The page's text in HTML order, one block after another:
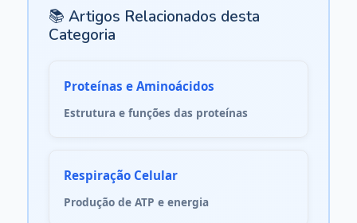
📚 Artigos Relacionados desta
Categoria
Proteínas e Aminoácidos
Estrutura e funções das proteínas
Respiração Celular
Produção de ATP e energia